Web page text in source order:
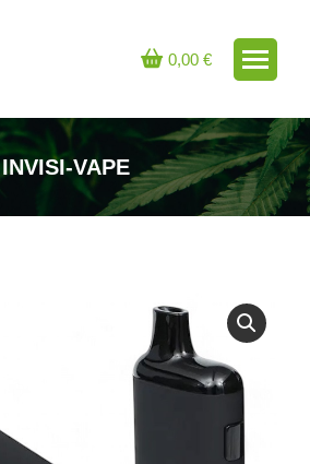
0,00 €
INVISI-VAPE
Sie befinden sich hier: